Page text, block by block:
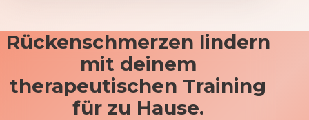
Rückenschmerzen lindern
mit deinem
therapeutischen Training
für zu Hause.